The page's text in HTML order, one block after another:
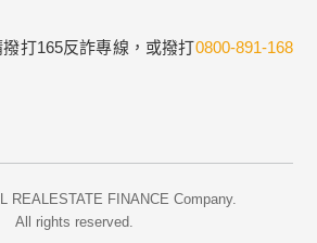
打165反詐專線，或撥打0800-891-168
REALESTATE FINANCE Company.
All rights reserved.